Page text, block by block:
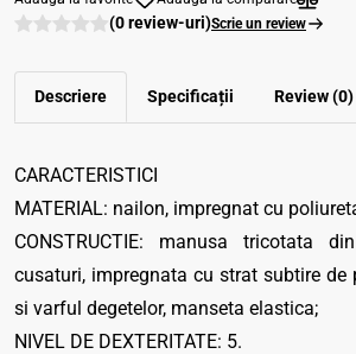
(0 review-uri)Scrie un review
Descriere Specificații Review (0)
CARACTERISTICI
MATERIAL: nailon, impregnat cu
CONSTRUCTIE: manusa tricotata
cusaturi, impregnata cu strat subtire de
si varful degetelor, manseta elastica;
NIVEL DE DEXTERITATE: 5.